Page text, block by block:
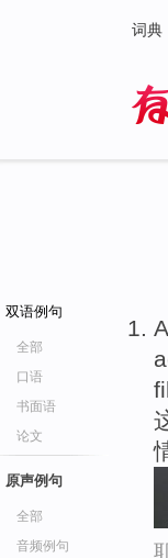
词典
双语例句
全部
口语
书面语
论文
原声例句
全部
音频例句